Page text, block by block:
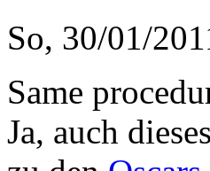
So, 30/01/
Same
Ja, auch